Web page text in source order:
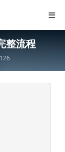
整流程
126